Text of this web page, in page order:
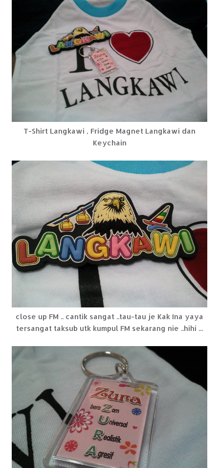
T-Shirt Langkawi , Fridge Magnet Langkawi dan
Keychain
close up FM .. cantik sangat ..tau-tau je Kak Ina yaya
tersangat taksub utk kumpul FM sekarang nie ..hihi ...